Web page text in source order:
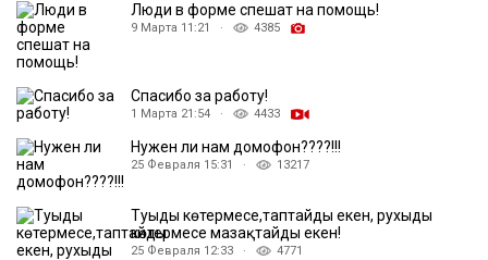
Люди в форме спешат на помощь!
9 Марта 11:21 · 4385
Спасибо за работу!
1 Марта 21:54 · 4433
Нужен ли нам домофон????!!!
25 Февраля 15:31 · 13217
Туыңды көтермесең,таптайды екен, рухыңды
көтермесең мазақтайды екен!
25 Февраля 12:33 · 4771